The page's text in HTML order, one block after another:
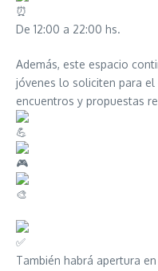
De 12:00 a 22:00 hs.
Además, este espacio
jóvenes lo soliciten para
encuentros y propuestas
También habrá apertura